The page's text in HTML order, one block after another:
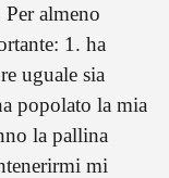
almeno
1. ha
uguale sia
popolato la mia
la pallina
mi